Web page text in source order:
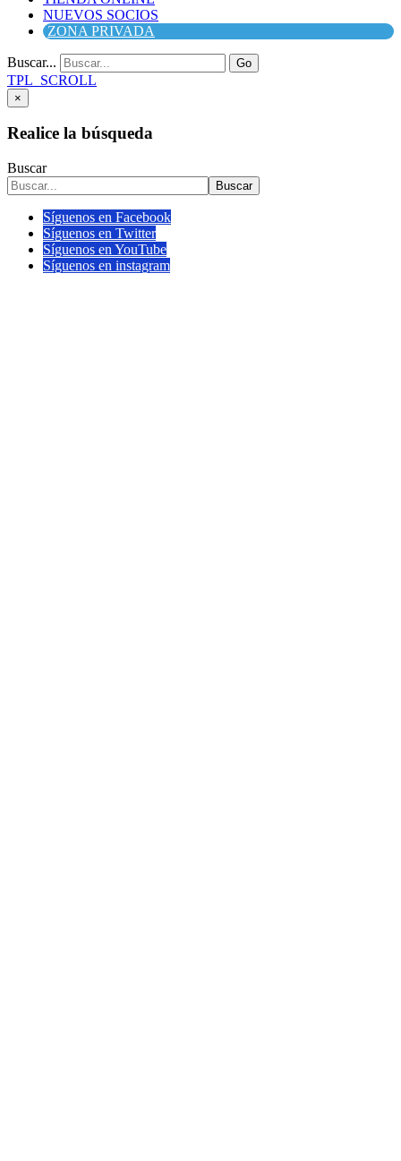
NUEVOS SOCIOS
ZONA PRIVADA
Buscar... Go
TPL_SCROLL
×
Realice la búsqueda
Buscar
Buscar
Síguenos en Facebook
Síguenos en Twitter
Síguenos en YouTube
Síguenos en instagram